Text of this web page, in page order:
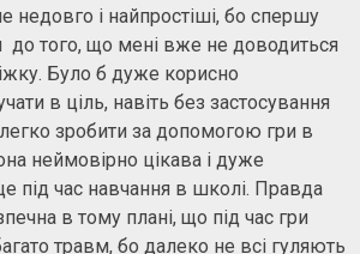
недовго і найпростіші, бо спершу
до того, що мені вже не доводиться
Було б дуже корисно
в ціль, навіть без застосування
зробити за допомогою гри в
неймовірно цікава і дуже
під час навчання в школі. Правда
в тому плані, що під час гри
травм, бо далеко не всі гуляють